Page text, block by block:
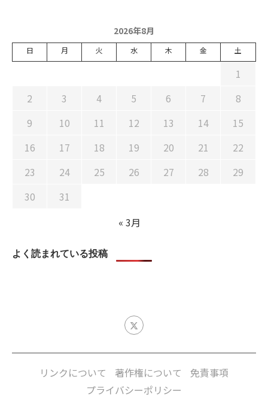
2026年8月
日 月 火 水 木 金 土
1
2
3 4 5 6 7
8
9
10 11 12 13 14
15
16
17 18 19 20 21
22
23
24 25 26 27 28
29
30
31
« 3月
よく読まれている投稿
リンクについて 著作権について
免責事項
プライバシーポリシー